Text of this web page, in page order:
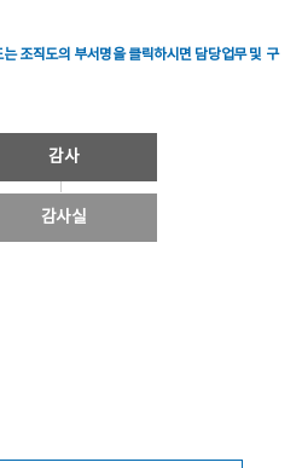
조직도의 부서명을 클릭하시면 담당업무 및 구
감사
감사실